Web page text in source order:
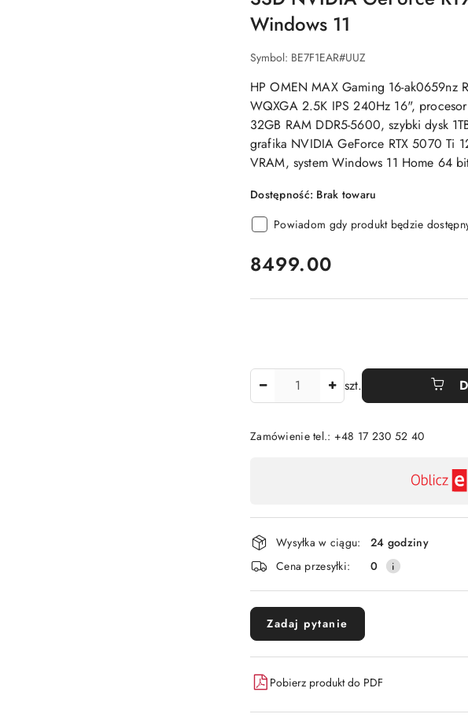
Windows 11
Symbol: BE7F1EAR#UUZ
HP OMEN MAX Gaming 16-ak0659nz
WQXGA 2.5K IPS 240Hz 16",
32GB RAM DDR5-5600, szybki dysk
grafika NVIDIA GeForce RTX 5070 Ti
VRAM, system Windows 11 Home 64
Dostępność: Brak towaru
Powiadom gdy produkt będzie
cena:
8499.00
szt.
Zamówienie tel.: +48 17 230 52 40
płatność
i
dostawa
Wysyłka w ciągu:
24 godziny
Cena przesyłki:
0
Zadaj pytanie
Pobierz produkt do PDF